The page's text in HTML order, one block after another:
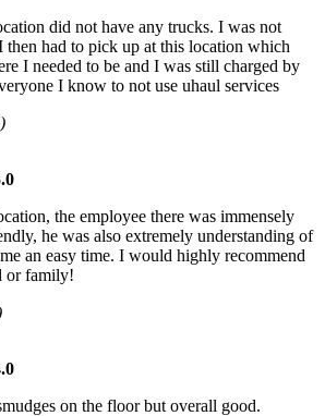
did not have any trucks. I was not
had to pick up at this location which
I needed to be and I was still charged by
I know to not use uhaul services
the employee there was immensely
he was also extremely understanding of
an easy time. I would highly recommend
or family!
on the floor but overall good.